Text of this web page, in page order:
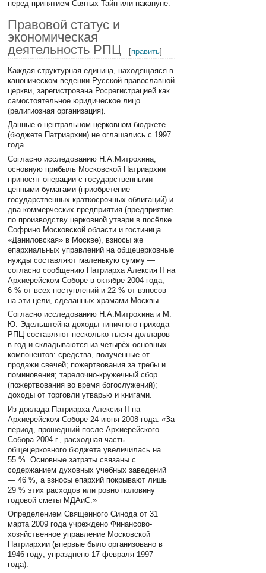
перед принятием Святых Тайн или накануне.
Правовой статус и
экономическая
деятельность РПЦ
[править]
Каждая структурная единица, находящаяся в
каноническом ведении Русской православной
церкви, зарегистрована Росрегистрацией как
самостоятельное юридическое лицо
(религиозная организация).
Данные о центральном церковном бюджете
(бюджете Патриархии) не оглашались с 1997
года.
Согласно исследованию Н.А.Митрохина,
основную прибыль Московской Патриархии
приносят операции с государственными
ценными бумагами (приобретение
государственных краткосрочных облигаций) и
два коммерческих предприятия (предприятие
по производству церковной утвари в посёлке
Софрино Московской области и гостиница
«Даниловская» в Москве), взносы же
епархиальных управлений на общецерковные
нужды составляют маленькую сумму —
согласно сообщению Патриарха Алексия II на
Архиерейском Соборе в октябре 2004 года,
6 % от всех поступлений и 22 % от взносов
на эти цели, сделанных храмами Москвы.
Согласно исследованию Н.А.Митрохина и М.
Ю. Эдельштейна доходы типичного прихода
РПЦ составляют несколько тысяч долларов
в год и складываются из четырёх основных
компонентов: средства, полученные от
продажи свечей; пожертвования за требы и
поминовения; тарелочно-кружечный сбор
(пожертвования во время богослужений);
доходы от торговли утварью и книгами.
Из доклада Патриарха Алексия II на
Архиерейском Соборе 24 июня 2008 года: «За
период, прошедший после Архиерейского
Собора 2004 г., расходная часть
общецерковного бюджета увеличилась на
55 %. Основные затраты связаны с
содержанием духовных учебных заведений
— 46 %, а взносы епархий покрывают лишь
29 % этих расходов или ровно половину
годовой сметы МДАиС.»
Определением Священного Синода от 31
марта 2009 года учреждено Финансово-
хозяйственное управление Московской
Патриархии (впервые было организовано в
1946 году; упразднено 17 февраля 1997
года).